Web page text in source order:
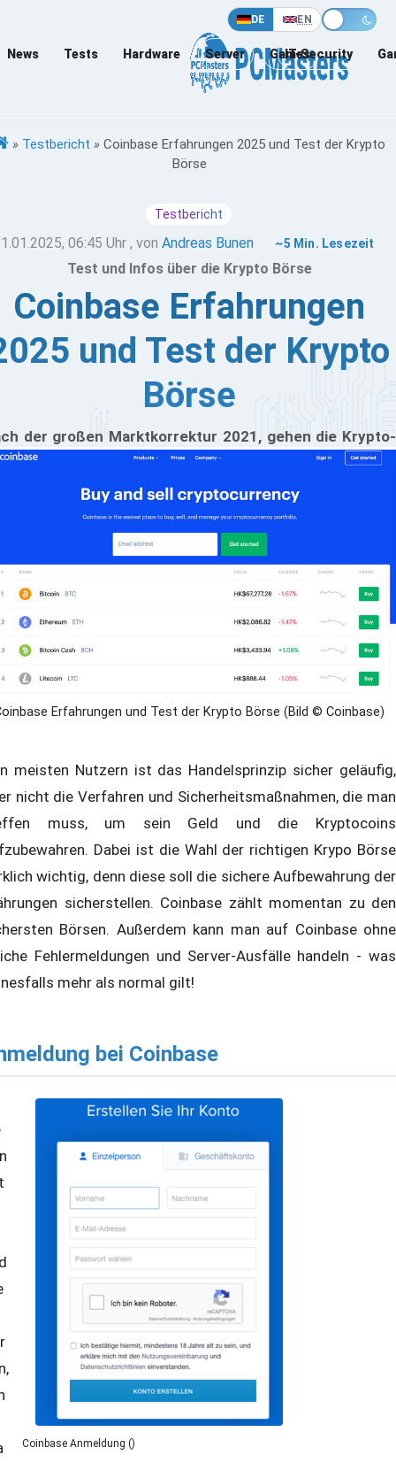
DE EN
News Tests Hardware Server Games
IT-Security
» Testbericht » Coinbase Erfahrungen 2025 und Test der Krypto
Börse
Testbericht
06:45 Uhr , vonAndreas Bunen ~5 Min. Lesezeit
Test und Infos über die Krypto Börse
Coinbase Erfahrungen
und Test der Krypto
Börse
der großen Marktkorrektur 2021, gehen die Krypto-
wieder stark nach oben. Investoren und
Kryptowährungen, wie Bitcoin (BTC), Bitcoin Cash
Litecoin (LTC) oder auch Etherium (ETH) oder
Cash (BCH). Wir haben in einem Langzeittest die
unter die Lupe genommen und in diesem Test
Erfahrungen von 2021 bis 2025 mit Coinbase
Erfahrungen und Test der Krypto Börse (Bild © Coinbase)
meisten Nutzern ist das Handelsprinzip sicher geläufig,
nicht die Verfahren und Sicherheitsmaßnahmen, die man
muss, um sein Geld und die Kryptocoins
Dabei ist die Wahl der richtigen Krypo Börse
wichtig, denn diese soll die sichere Aufbewahrung der
sicherstellen. Coinbase zählt momentan zu den
Börsen. Außerdem kann man auf Coinbase ohne
Fehlermeldungen und Server-Ausfälle handeln - was
mehr als normal gilt!
bei Coinbase
Coinbase Anmeldung ()